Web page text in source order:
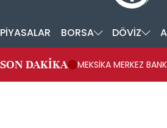
PİYASALAR BORSA DÖVİZ
SON DAKİKA MEKSİKA MERKEZ